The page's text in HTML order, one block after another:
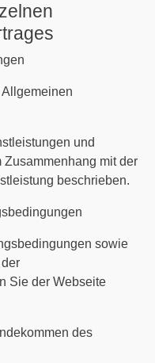
und
mit der
beschrieben.
sowie
Sie der Webseite
des